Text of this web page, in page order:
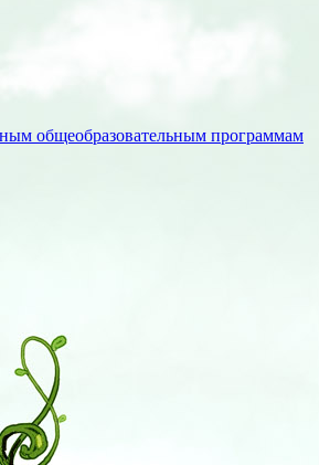
общеобразовательным программам